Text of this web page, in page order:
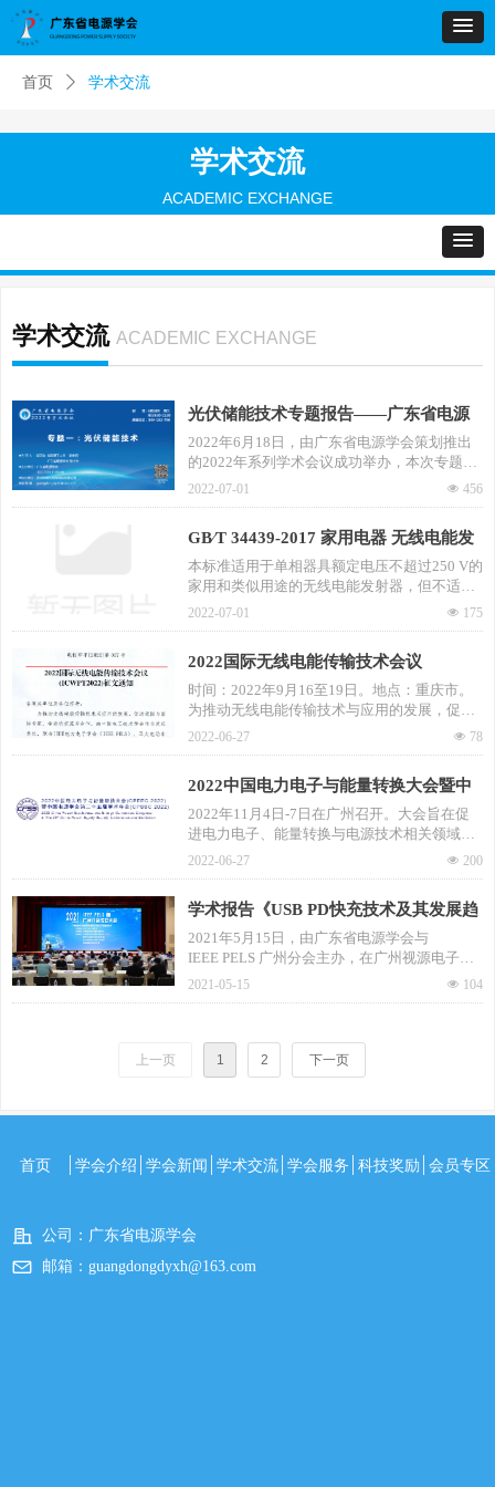
首页 ꄲ 学术交流
学术交流
ACADEMIC EXCHANGE
学术交流 ACADEMIC EXCHANGE
光伏储能技术专题报告——广东省电源
学会2022年系列学术会议成功举办
2022年6月18日，由广东省电源学会策划推出
的2022年系列学术会议成功举办，本次专题围
绕光伏储能技术研究，采取腾讯会议网络研讨
넶 456
2022-07-01
GB∕T 34439-2017 家用电器 无线电能发
射器
本标准适用于单相器具额定电压不超过250 V的
家用和类似用途的无线电能发射器，但不适用
于无线充电类家用和类似用途电器，例如无线
넶 175
2022-07-01
2022国际无线电能传输技术会议
(ICWPT2022)征文通知
时间：2022年9月16至19日。地点：重庆市。
为推动无线电能传输技术与应用的发展，促进
我国与国际专家、学者的交流与合作，由中国
国际无线电能传输技术会议。
넶 78
2022-06-27
2022中国电力电子与能量转换大会暨中
国电源学会第二十五届学术年会
2022年11月4日-7日在广州召开。大会旨在促
进电力电子、能量转换与电源技术相关领域学
术、技术交流，促进产、学、研的合作，促进
넶 200
2022-06-27
学术报告《USB PD快充技术及其发展趋
势》
2021年5月15日，由广东省电源学会与
IEEE PELS 广州分会主办，在广州视源电子科
技股份有限公司举办了2021年学术报告，学会
넶 104
2021-05-15
上一页 1 2 下一页
首页 学会介绍 学会新闻 学术交流 学会服务 科技奖励 会员专区
公司： 广东省电源学会
邮箱： guangdongdyxh@163.com